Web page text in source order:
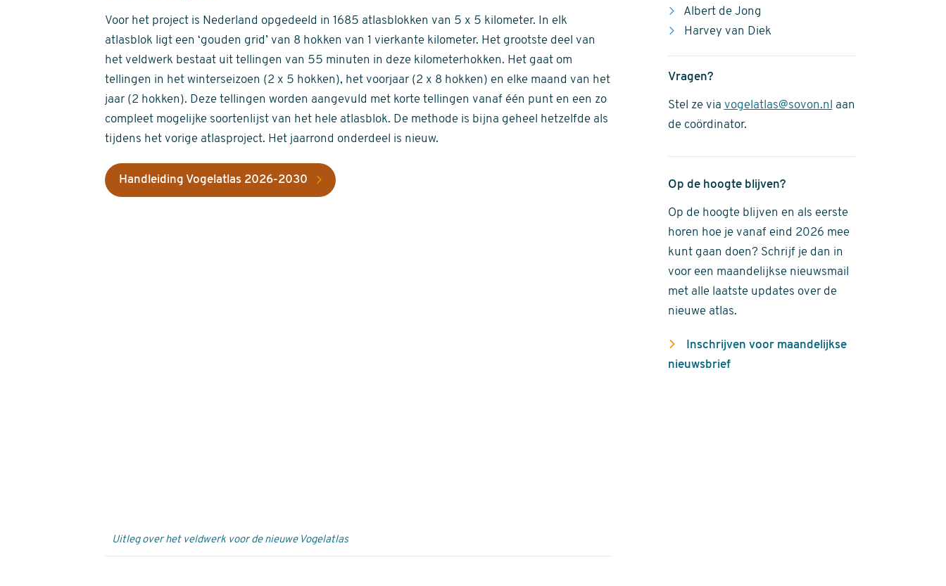
Voor het project is Nederland opgedeeld in 1685 atlasblokken van 5 x 5 kilometer. In elk
atlasblok ligt een ‘gouden grid’ van 8 hokken van 1 vierkante kilometer. Het grootste deel van
het veldwerk bestaat uit tellingen van 55 minuten in deze kilometerhokken. Het gaat om
tellingen in het winterseizoen (2 x 5 hokken), het voorjaar (2 x 8 hokken) en elke maand van het
jaar (2 hokken). Deze tellingen worden aangevuld met korte tellingen vanaf één punt en een zo
compleet mogelijke soortenlijst van het hele atlasblok. De methode is bijna geheel hetzelfde als
tijdens het vorige atlasproject. Het jaarrond onderdeel is nieuw.
Handleiding Vogelatlas 2026-2030
Uitleg over het veldwerk voor de nieuwe Vogelatlas
Albert de Jong
Harvey van Diek
Vragen?
Stel ze via vogelatlas@sovon.nl
aan
de coördinator.
Op de hoogte blijven?
Op de hoogte blijven en als eerste
horen hoe je vanaf eind 2026 mee
kunt gaan doen? Schrijf je dan in
voor een maandelijkse nieuwsmail
met alle laatste updates over de
nieuwe atlas.
Inschrijven voor maandelijkse
nieuwsbrief